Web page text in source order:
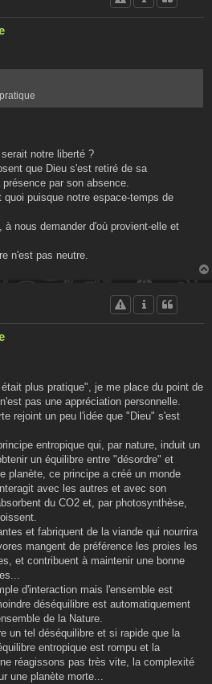
notre liberté ?
que Dieu s'est retiré de sa
par son absence.
quoi puisque notre espace-temps de
nous demander d'où provient-elle et
n'est pas neutre.
plus pratique", je me place du point de
pas une appréciation personnelle.
rejoint un peu l'idée que "Dieu" s'est
entropique qui, par nature, induit un
un équilibre entre "désordre" et
planète, ce principe a créé un monde
avec les autres et avec son
du CO2 et, par photosynthèse,
et fabriquent de la viande qui nourrira
mangent de préférence les proies les
et contribuent à maintenir une bonne
d'interaction mais l'ensemble est
déséquilibre est automatiquement
de la Nature.
un tel déséquilibre et si rapide que la
entropique est rompu et la
réagissons pas très vite, la complexité
une planète morte...